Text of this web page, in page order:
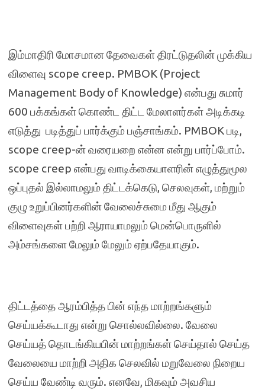
இம்மாதிரி மோசமான தேவைகள் திரட்டுதலின் முக்கிய
விளைவு scope creep. PMBOK (Project
Management Body of Knowledge) என்பது சுமார்
600 பக்கங்கள் கொண்ட திட்ட மேலாளர்கள் அடிக்கடி
எடுத்து படித்துப் பார்க்கும் பஞ்சாங்கம். PMBOK படி,
scope creep-ன் வரையறை என்ன என்று பார்ப்போம்.
scope creep என்பது வாடிக்கையாளரின் எழுத்துமூல
ஒப்புதல் இல்லாமலும் திட்டக்கெடு, செலவுகள், மற்றும்
குழு உறுப்பினர்களின் வேலைச்சுமை மீது ஆகும்
விளைவுகள் பற்றி ஆராயாமலும் மென்பொருளில்
அம்சங்களை மேலும் மேலும் ஏற்பதேயாகும்.
திட்டத்தை ஆரம்பித்த பின் எந்த மாற்றங்களும்
செய்யக்கூடாது என்று சொல்லவில்லை. வேலை
செய்யத் தொடங்கியபின் மாற்றங்கள் செய்தால் செய்த
வேலையை மாற்றி அதிக செலவில் மறுவேலை நிறைய
செய்ய வேண்டி வரும். எனவே, மிகவும் அவசிய